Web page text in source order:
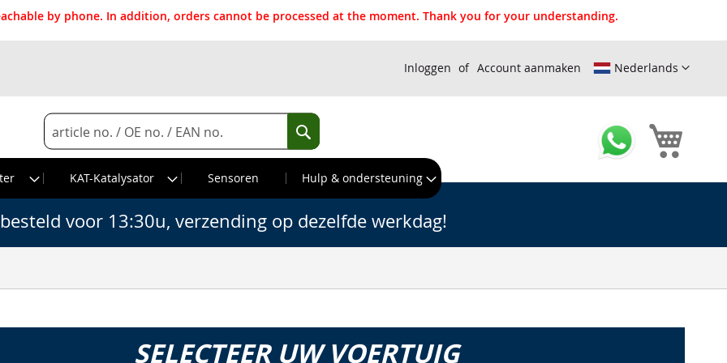
by phone. In addition, orders cannot be processed at the moment. Thank you for your understanding.
Nederlands
Inloggen Account aanmaken
Search
Search
KAT-Katalysator Sensoren Hulp & ondersteuning
voor 13:30u, verzending op dezelfde werkdag!
SELECTEER UW VOERTUIG